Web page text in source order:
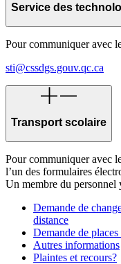
Service des
Pour communiquer avec
sti@cssdgs.gouv.qc.ca
Transport scolaire
Pour communiquer avec
l’un des formulaires
Un membre du personnel
Demande de
distance
Demande de
Autres informations
Plaintes et recours?